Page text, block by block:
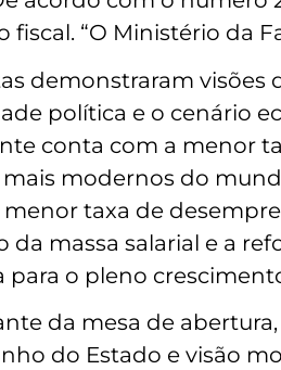
fiscal. “O Ministério da
demonstraram
política e o cenário
conta com a menor
modernos do
menor taxa de
da massa salarial e a
para o pleno
da mesa de
do Estado e visão